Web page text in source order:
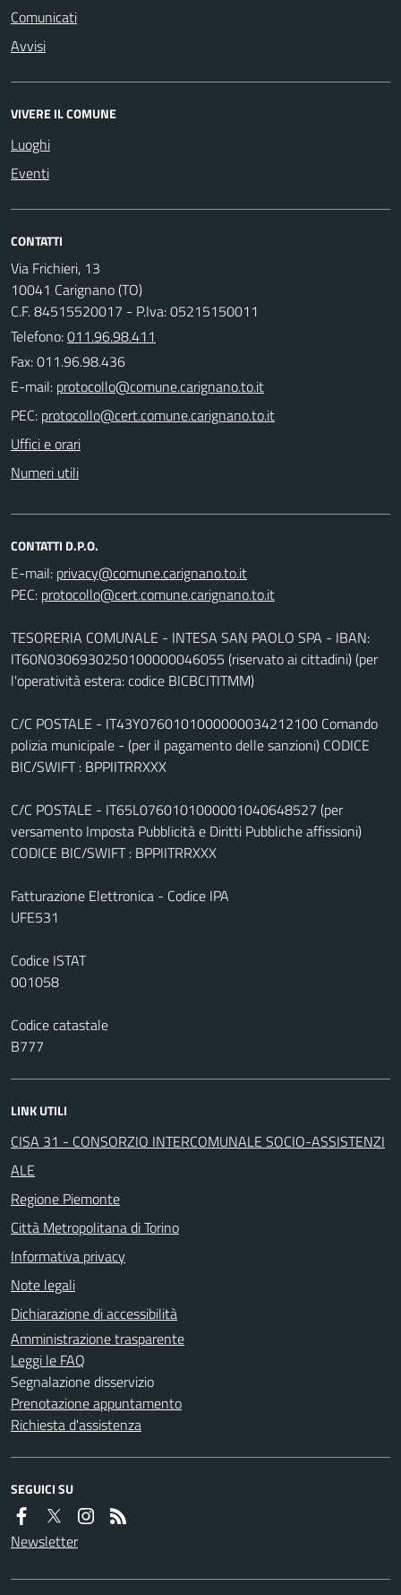
Comunicati
Avvisi
VIVERE IL COMUNE
Luoghi
Eventi
CONTATTI
Via Frichieri, 13
10041 Carignano (TO)
C.F. 84515520017 - P.Iva: 05215150011
Telefono:011.96.98.411
Fax: 011.96.98.436
E-mail:
PEC:
Uffici e orari
Numeri utili
CONTATTI D.P.O.
E-mail:
PEC:
TESORERIA COMUNALE - INTESA SAN PAOLO SPA - IBAN:
IT60N0306930250100000046055 (riservato ai cittadini) (per
l'operatività estera: codice BICBCITITMM)
C/C POSTALE - IT43Y0760101000000034212100 Comando
polizia municipale - (per il pagamento delle sanzioni) CODICE
BIC/SWIFT : BPPIITRRXXX
C/C POSTALE - IT65L0760101000001040648527 (per
versamento Imposta Pubblicità e Diritti Pubbliche affissioni)
CODICE BIC/SWIFT : BPPIITRRXXX
Fatturazione Elettronica - Codice IPA
UFE531
Codice ISTAT
001058
Codice catastale
B777
LINK UTILI
CISA 31 - CONSORZIO INTERCOMUNALE SOCIO-ASSISTENZI
ALE
Regione Piemonte
Città Metropolitana di Torino
Informativa privacy
Note legali
Dichiarazione di accessibilità
Amministrazione trasparente
Leggi le FAQ
Segnalazione disservizio
Prenotazione appuntamento
Richiesta d'assistenza
SEGUICI SU
Newsletter